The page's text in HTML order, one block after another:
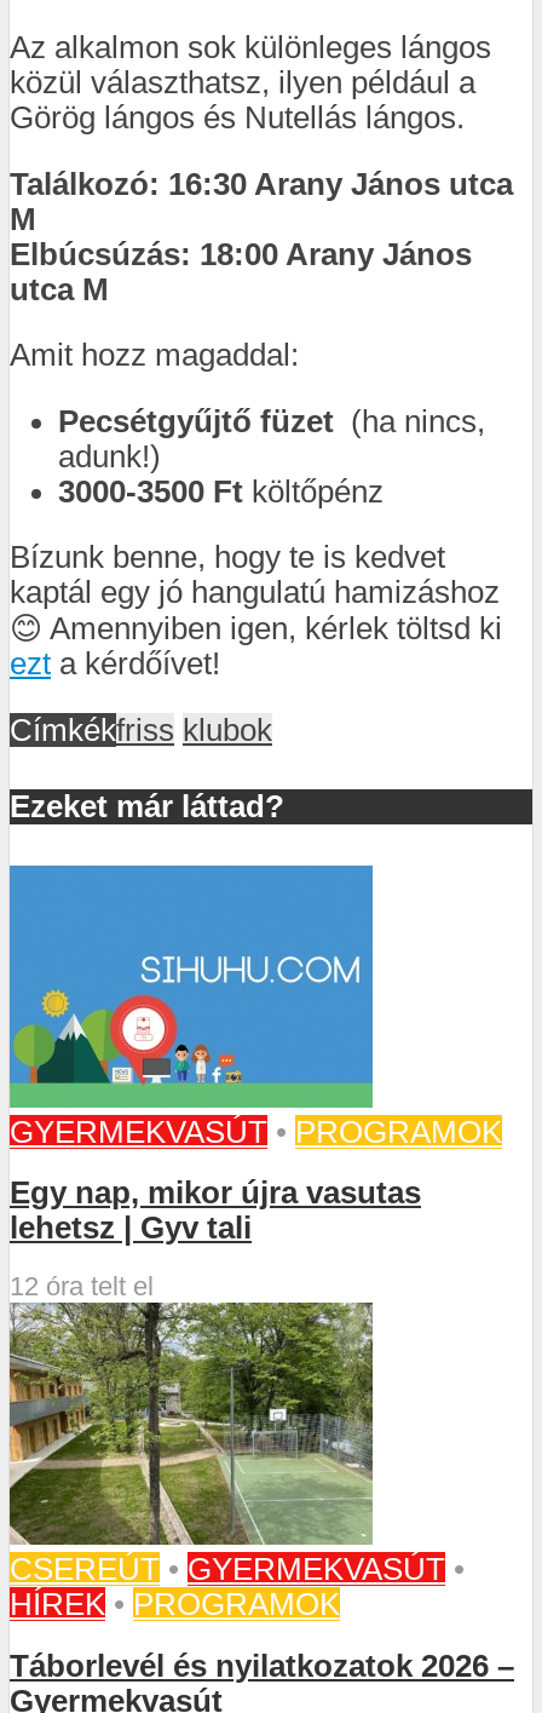
Az alkalmon sok különleges lángos
közül választhatsz, ilyen például a
Görög lángos és Nutellás lángos.
Találkozó: 16:30 Arany János utca
M
Elbúcsúzás: 18:00 Arany János
utca M
Amit hozz magaddal:
Pecsétgyűjtő füzet (ha nincs,
adunk!)
3000-3500 Ft költőpénz
Bízunk benne, hogy te is kedvet
kaptál egy jó hangulatú hamizáshoz
😊 Amennyiben igen, kérlek töltsd ki
ezt a kérdőívet!
Címkékfriss klubok
Ezeket már láttad?
GYERMEKVASÚT • PROGRAMOK
Egy nap, mikor újra vasutas
lehetsz | Gyv tali
12 óra telt el
CSEREÚT • GYERMEKVASÚT •
HÍREK • PROGRAMOK
Táborlevél és nyilatkozatok 2026 –
Gyermekvasút